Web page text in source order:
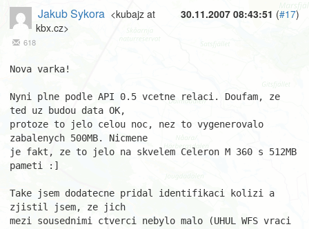
30.11.2007 08:43:51 (#17)
Jakub Sykora <kubajz at
kbx.cz>
618
Nova varka!
Nyni plne podle API 0.5 vcetne relaci. Doufam, ze
ted uz budou data OK,
protoze to jelo celou noc, nez to vygenerovalo
zabalenych 500MB. Nicmene
je fakt, ze to jelo na skvelem Celeron M 360 s 512MB
pameti :]
Take jsem dodatecne pridal identifikaci kolizi a
zjistil jsem, ze jich
mezi sousednimi ctverci nebylo malo (UHUL WFS vraci